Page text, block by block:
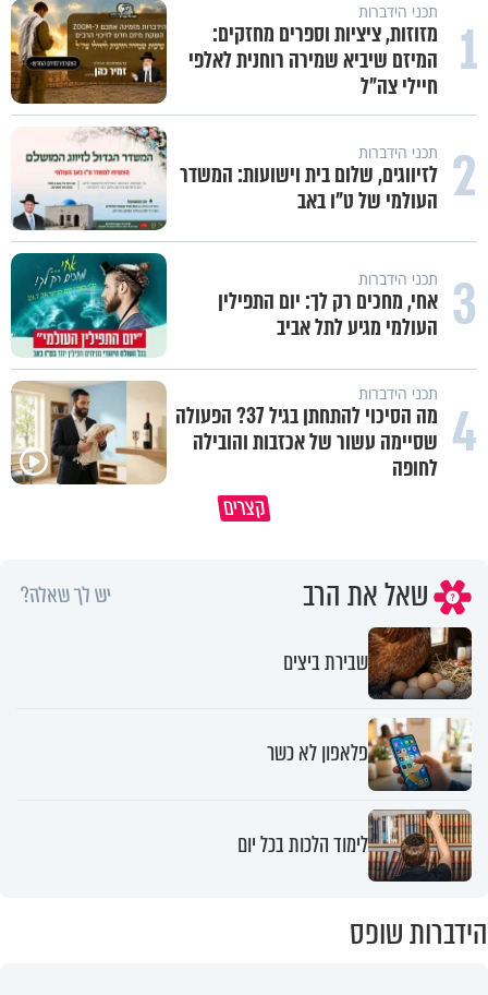
1 תכני הידברות
מזוזות, ציציות וספרים מחזקים:
המיזם שיביא שמירה רוחנית לאלפי
חיילי צה"ל
2 תכני הידברות
לזיווגים, שלום בית וישועות: המשדר
העולמי של ט"ו באב
3 תכני הידברות
אחי, מחכים רק לך: יום התפילין
העולמי מגיע לתל אביב
4 תכני הידברות
מה הסיכוי להתחתן בגיל 37? הפעולה
שסיימה עשור של אכזבות והובילה
לחופה
קצרים
שאל את הרב יש לך שאלה?
שבירת ביצים
פלאפון לא כשר
לימוד הלכות בכל יום
הידברות שופס